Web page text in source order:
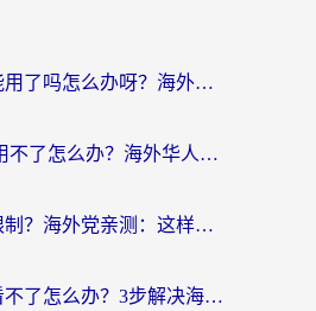
汽水到国外不能用了吗怎么办呀？海外党追剧看片的救星在这里！
音悦Tai在瑞典用不了怎么办？海外华人追剧听歌的实用指南
优酷境外地域限制？海外党亲测：这样看国内剧再也不卡（附3个实用场景解决）
香港西瓜视频看不了怎么办？3步解决海外追剧难题，附靠谱加速器推荐